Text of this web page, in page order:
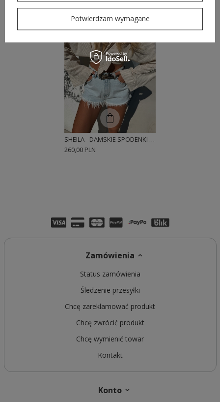
SHEILA - DAMSKIE SPODENKI POSTRZĘPIONE NIEBIESKIE 'XENIA'
260,00 PLN
Zamówienia
Status zamówienia
Śledzenie przesyłki
Chcę zareklamować produkt
Chcę zwrócić produkt
Chcę wymienić towar
Kontakt
Konto
Potwierdzam wymagane